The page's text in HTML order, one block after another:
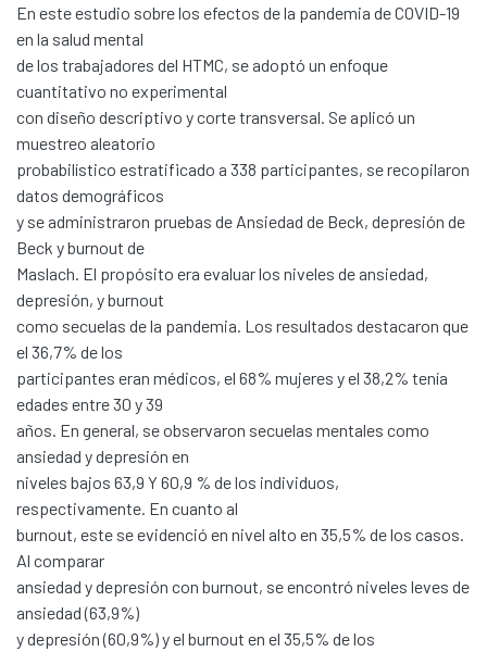
En este estudio sobre los efectos de la pandemia de COVID-19
en la salud mental
de los trabajadores del HTMC, se adoptó un enfoque
cuantitativo no experimental
con diseño descriptivo y corte transversal. Se aplicó un
muestreo aleatorio
probabilístico estratificado a 338 participantes, se recopilaron
datos demográficos
y se administraron pruebas de Ansiedad de Beck, depresión de
Beck y burnout de
Maslach. El propósito era evaluar los niveles de ansiedad,
depresión, y burnout
como secuelas de la pandemia. Los resultados destacaron que
el 36,7% de los
participantes eran médicos, el 68% mujeres y el 38,2% tenía
edades entre 30 y 39
años. En general, se observaron secuelas mentales como
ansiedad y depresión en
niveles bajos 63,9 Y 60,9 % de los individuos,
respectivamente. En cuanto al
burnout, este se evidenció en nivel alto en 35,5% de los casos.
Al comparar
ansiedad y depresión con burnout, se encontró niveles leves de
ansiedad (63,9%)
y depresión (60,9%) y el burnout en el 35,5% de los